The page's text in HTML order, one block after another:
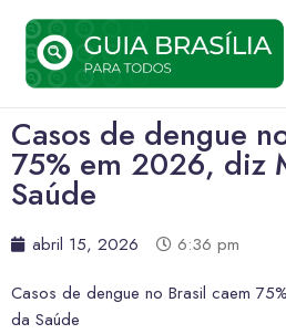
Casos de dengue
75% em 2026, diz
Saúde
abril 15, 2026
6:36 pm
Casos de dengue no Brasil caem
da Saúde